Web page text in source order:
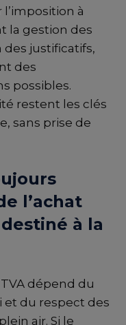
à
la gestion des
des justificatifs,
des
possibles.
restent les clés
sans prise de
l’achat
à la
dépend du
et du respect des
air. Si le